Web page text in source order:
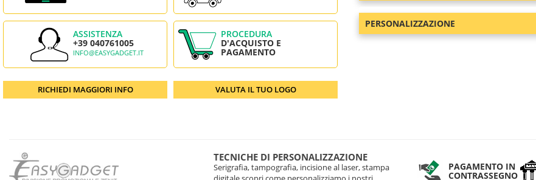
ASSISTENZA
+39 040761005
INFO@EASYGADGET.IT
PROCEDURA
D'ACQUISTO E
PAGAMENTO
RICHIEDI MAGGIORI INFO VALUTA IL TUO LOGO
Nero
13993 pz
PERSONALIZZAZIONE
TECNICHE DI PERSONALIZZAZIONE
Serigrafia, tampografia, incisione al laser, stampa
PAGAMENTO IN
CONTRASSEGNO